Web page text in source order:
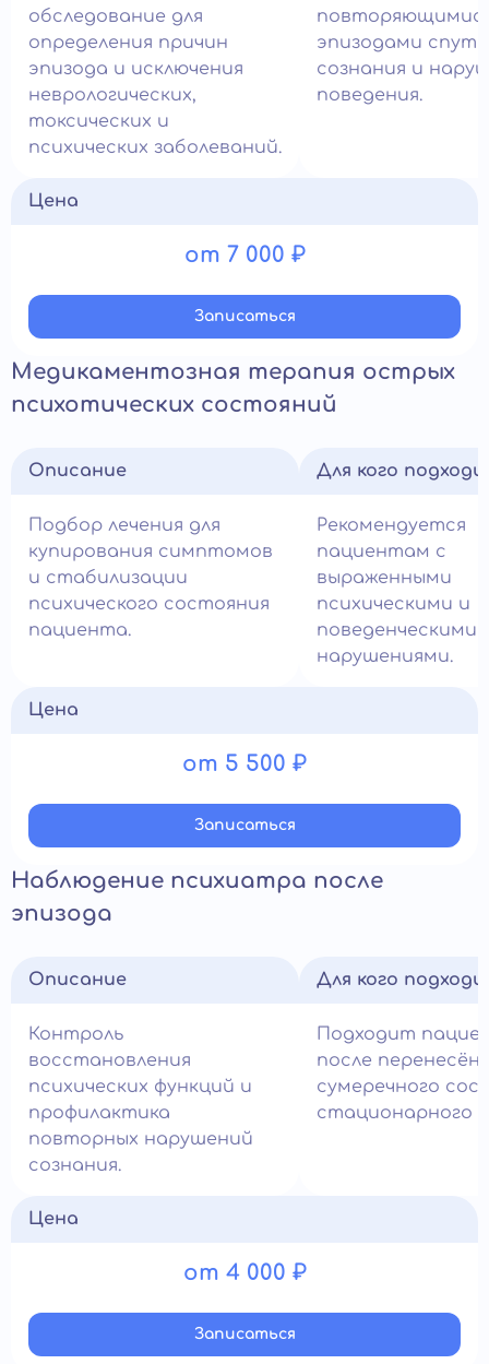
обследование для
определения причин
эпизода и исключения
неврологических,
токсических и
психических заболеваний.
эпизодами
сознания и
поведения.
Цена
от 7 000 ₽
Записатьcя
Медикаментозная терапия острых
психотических состояний
Описание
Подбор лечения для
купирования симптомов
и стабилизации
психического состояния
пациента.
Для кого
Рекомендуется
пациентам с
выраженными
психическими и
поведенческими
нарушениями.
Цена
от 5 500 ₽
Записатьcя
Наблюдение психиатра после
эпизода
Описание
Контроль
восстановления
психических функций и
профилактика
повторных нарушений
сознания.
Для кого
Подходит
после
сумеречного
стационарного
Цена
от 4 000 ₽
Записатьcя